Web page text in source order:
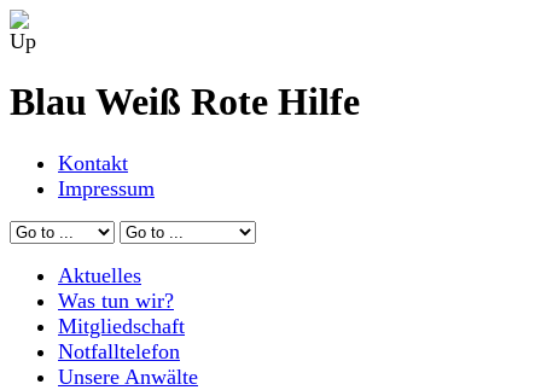
Blau Weiß Rote Hilfe
Kontakt
Impressum
Aktuelles
Was tun wir?
Mitgliedschaft
Notfalltelefon
Unsere Anwälte